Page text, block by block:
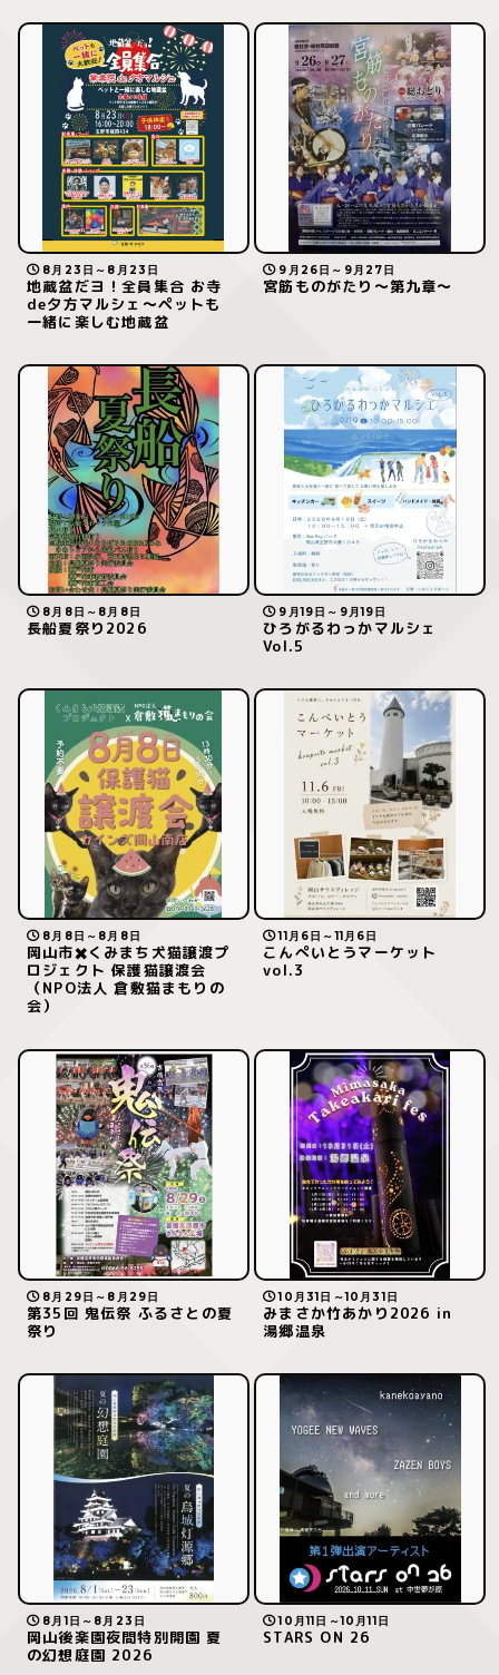
8月23日～8月23日
地蔵盆だヨ！全員集合 お寺
de夕方マルシェ～ペットも
一緒に楽しむ地蔵盆
9月26日～9月27日
宮筋ものがたり〜第九章〜
8月8日～8月8日
長船夏祭り2026
9月19日～9月19日
ひろがるわっかマルシェ
Vol.5
8月8日～8月8日
岡山市✖️くみまち犬猫譲渡プ
ロジェクト 保護猫譲渡会
（NPO法人 倉敷猫まもりの
会）
11月6日～11月6日
こんぺいとうマーケット
vol.3
8月29日～8月29日
第35回 鬼伝祭 ふるさとの夏
祭り
10月31日～10月31日
みまさか竹あかり2026 in
湯郷温泉
8月1日～8月23日
岡山後楽園夜間特別開園 夏
の幻想庭園 2026
10月11日～10月11日
STARS ON 26